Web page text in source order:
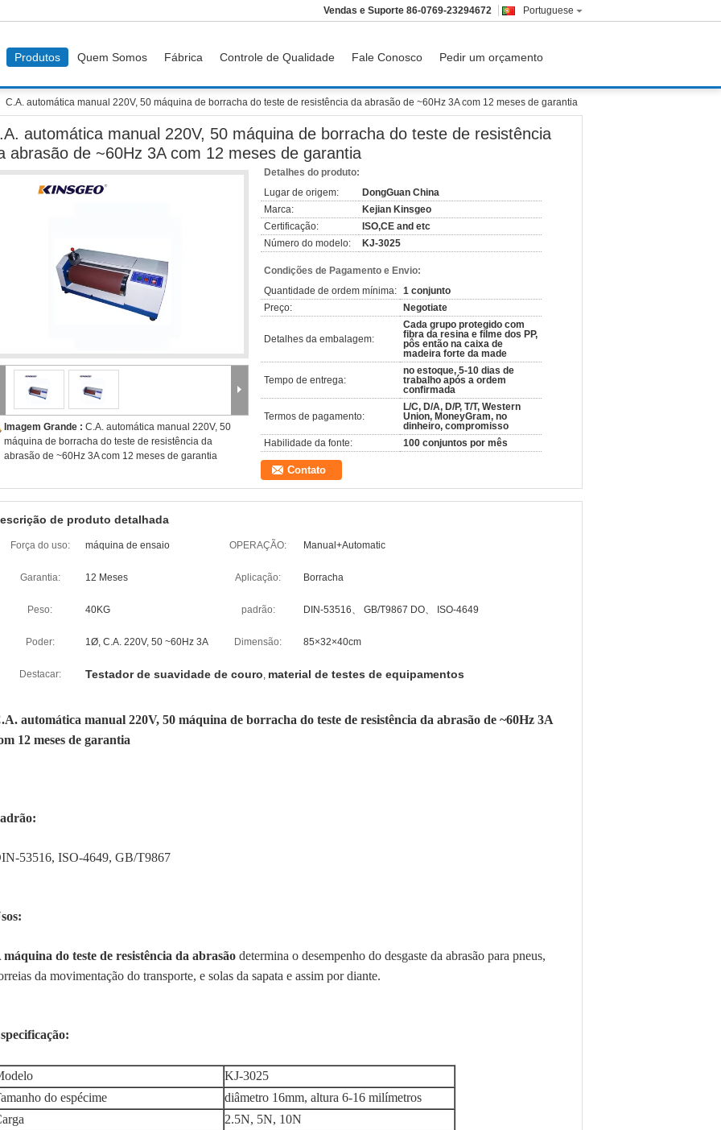
Portuguese
Vendas e Suporte 86-0769-23294672
Produtos Quem Somos Fábrica Controle de Qualidade Fale Conosco Pedir um orçamento
C.A. automática manual 220V, 50 máquina de borracha do teste de resistência da abrasão de ~60Hz 3A com 12 meses de garantia
automática manual 220V, 50 máquina de borracha do teste de resistência
abrasão de ~60Hz 3A com 12 meses de garantia
Imagem Grande : C.A. automática manual 220V, 50
máquina de borracha do teste de resistência da
abrasão de ~60Hz 3A com 12 meses de garantia
Detalhes do produto:
Lugar de origem:
DongGuan China
Marca:
Kejian Kinsgeo
Certificação:
ISO,CE and etc
Número do modelo:
KJ-3025
Condições de Pagamento e Envio:
Quantidade de ordem mínima: 1 conjunto
Preço:
Negotiate
Detalhes da embalagem:
Cada grupo protegido com
fibra da resina e filme dos PP,
pôs então na caixa de
madeira forte da made
Tempo de entrega:
no estoque, 5-10 dias de
trabalho após a ordem
confirmada
Termos de pagamento:
L/C, D/A, D/P, T/T, Western
Union, MoneyGram, no
dinheiro, compromisso
Habilidade da fonte:
100 conjuntos por mês
Contato
de produto detalhada
Força do uso: máquina de ensaio OPERAÇÃO: Manual+Automatic
Garantia: 12 Meses Aplicação: Borracha
Peso: 40KG padrão: DIN-53516、 GB/T9867 DO、 ISO-4649
Poder: 1Ø, C.A. 220V, 50 ~60Hz 3A Dimensão: 85×32×40cm
Destacar: Testador de suavidade de couro, material de testes de equipamentos
automática manual 220V, 50 máquina de borracha do teste de resistência da abrasão de ~60Hz 3A
12 meses de garantia
53516, ISO-4649, GB/T9867
máquina do teste de resistência da abrasão determina o desempenho do desgaste da abrasão para pneus,
da movimentação do transporte, e solas da sapata e assim por diante.
KJ-3025
do espécime
diâmetro 16mm, altura 6-16 milímetros
2.5N, 5N, 10N